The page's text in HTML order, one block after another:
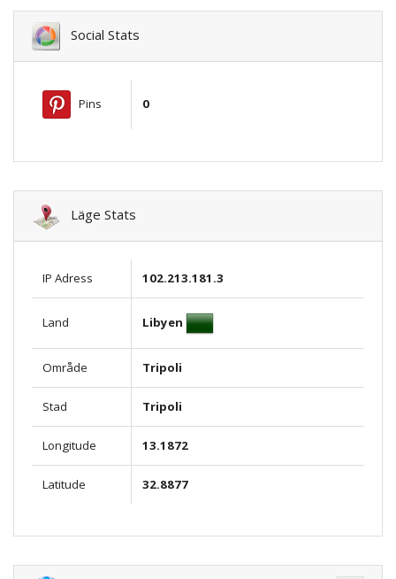
Social Stats
Pins 0
Läge Stats
IP Adress 102.213.181.3
Land Libyen
Område Tripoli
Stad Tripoli
Longitude 13.1872
Latitude 32.8877